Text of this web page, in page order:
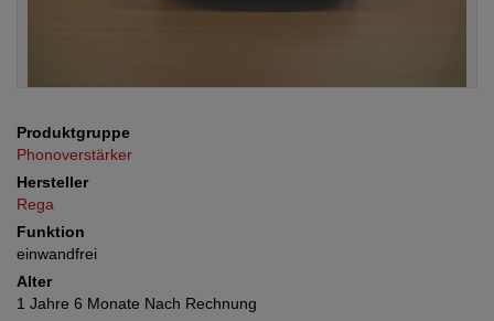
Produktgruppe
Phonoverstärker
Hersteller
Rega
Funktion
einwandfrei
Alter
1 Jahre 6 Monate Nach Rechnung